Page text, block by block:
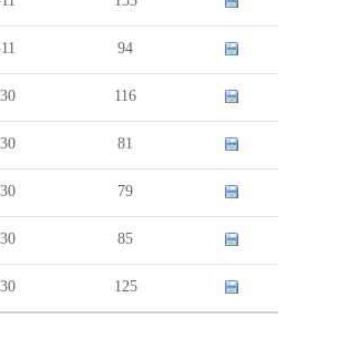
94
116
81
79
85
125